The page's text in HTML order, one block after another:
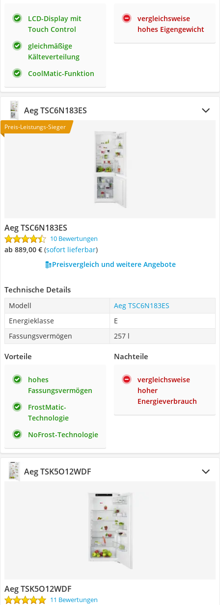
LCD-Display mit
Touch Control
gleichmäßige
Kälteverteilung
CoolMatic-Funktion
vergleichsweise
hohes Eigengewicht
Aeg TSC6N183ES
Preis-Leistungs-Sieger
Aeg TSC6N183ES
10 Bewertungen
ab 889,00 € ( Sofort lieferbar)
Preisvergleich und weitere Angebote
Technische Details
Modell
Aeg TSC6N183ES
Energieklasse
E
Fassungsvermögen
257 l
Vorteile
hohes
Fassungsvermögen
FrostMatic-
Technologie
NoFrost-Technologie
Nachteile
vergleichsweise
hoher
Energieverbrauch
Aeg TSK5O12WDF
Aeg TSK5O12WDF
11 Bewertungen